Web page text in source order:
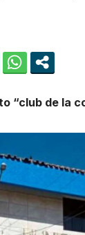
“club de la